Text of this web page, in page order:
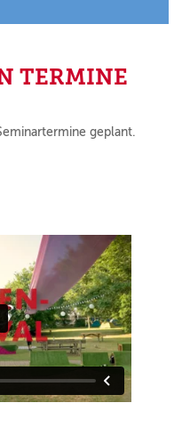
TERMINE
geplant.